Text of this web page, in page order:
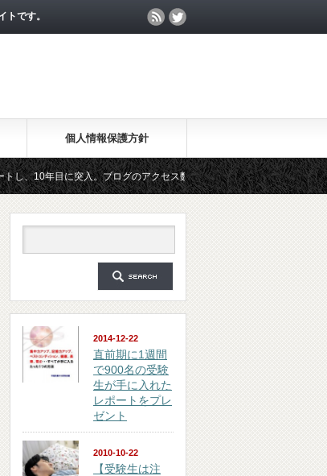
です。
個人情報保護方針
突入。ブログのアクセス数が月間25万PV、公開記事数が2000記事を突
「勉強の集中力が10倍アップする秘訣」は、2018年6月に総読者数が4
2014-12-22
直前期に1週間
で900名の受験
生が手に入れた
レポートをプレ
ゼント
2010-10-22
【受験生は注